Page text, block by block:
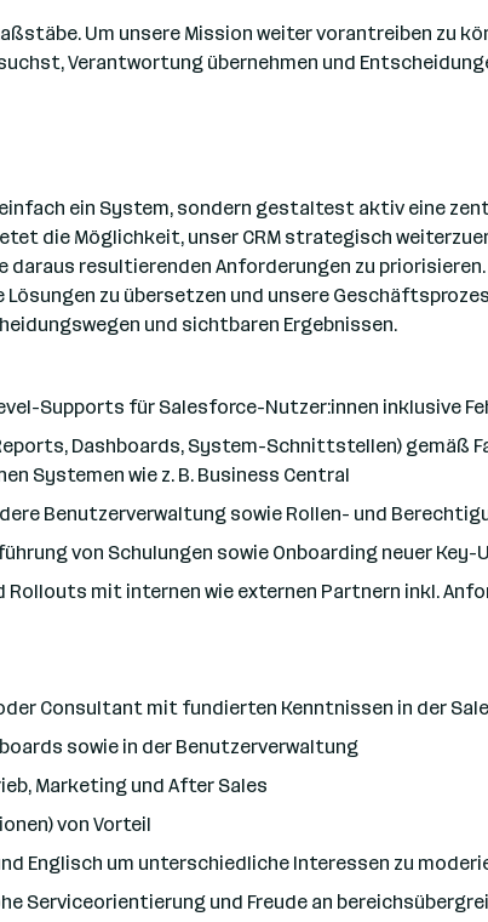
Um unsere Mission weiter vorantreiben zu
suchst, Verantwortung übernehmen und
ein System, sondern gestaltest aktiv eine
die Möglichkeit, unser CRM strategisch
resultierenden Anforderungen zu priorisieren.
zu übersetzen und unsere
und sichtbaren Ergebnissen.
Supports für Salesforce-Nutzer:innen inklusive
Dashboards, System-Schnittstellen) gemäß
Systemen wie z. B. Business Central
Benutzerverwaltung sowie Rollen- und
von Schulungen sowie Onboarding neuer
Rollouts mit internen wie externen Partnern inkl.
Consultant mit fundierten Kenntnissen in der
sowie in der Benutzerverwaltung
Marketing und After Sales
von Vorteil
Englisch um unterschiedliche Interessen zu
Serviceorientierung und Freude an